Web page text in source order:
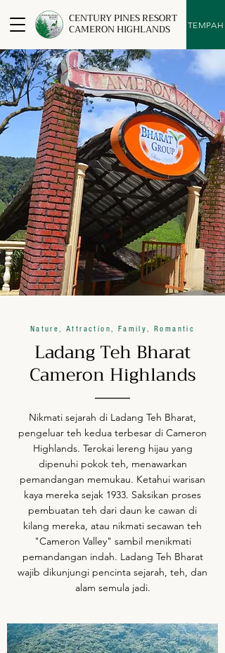
CENTURY PINES RESORT
CAMERON HIGHLANDS TEMPAH
Nature, Attraction, Family, Romantic
Ladang Teh Bharat
Cameron Highlands
Nikmati sejarah di Ladang Teh Bharat,
pengeluar teh kedua terbesar di Cameron
Highlands. Terokai lereng hijau yang
dipenuhi pokok teh, menawarkan
pemandangan memukau. Ketahui warisan
kaya mereka sejak 1933. Saksikan proses
pembuatan teh dari daun ke cawan di
kilang mereka, atau nikmati secawan teh
"Cameron Valley" sambil menikmati
pemandangan indah. Ladang Teh Bharat
wajib dikunjungi pencinta sejarah, teh, dan
alam semula jadi.